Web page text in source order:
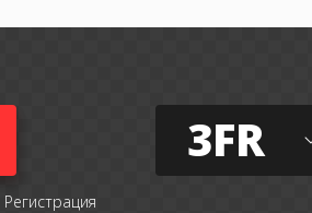
Регистрация
3FR